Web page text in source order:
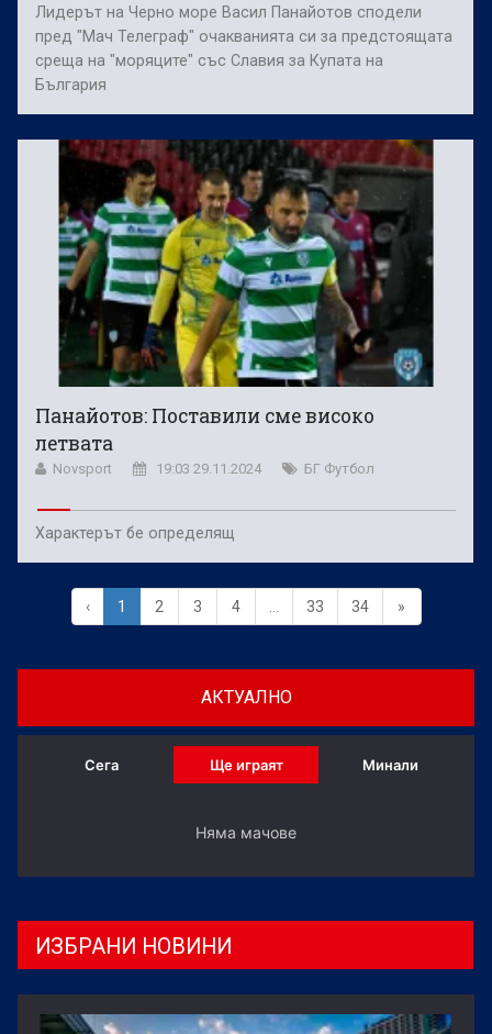
Лидерът на Черно море Васил Панайотов сподели
пред "Мач Телеграф" очакванията си за предстоящата
среща на "моряците" със Славия за Купата на
България
Панайотов: Поставили сме високо
летвата
Novsport 19:03 29.11.2024 БГ Футбол
Характерът бе определящ
‹ 1 2 3 4 33 34 »
АКТУАЛНО
Сега Ще играят Минали
Няма мачове
ИЗБРАНИ НОВИНИ